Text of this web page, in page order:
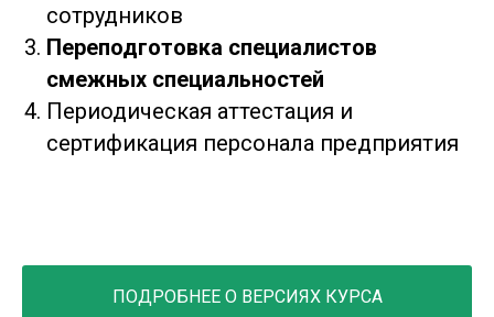
сотрудников
Переподготовка специалистов
смежных специальностей
Периодическая аттестация и
сертификация персонала предприятия
ПОДРОБНЕЕ О ВЕРСИЯХ КУРСА